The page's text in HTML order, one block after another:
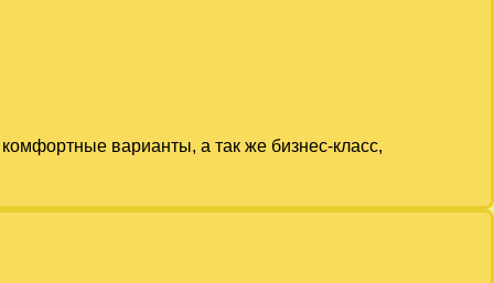
варианты, а так же бизнес-класс,